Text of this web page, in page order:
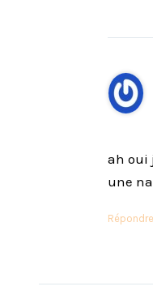
ah oui
une
Répondre